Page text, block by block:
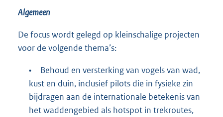
Algemeen
De focus wordt gelegd op kleinschalige projecten
voor de volgende thema’s:
•
Behoud en versterking van vogels van wad,
kust en duin, inclusief pilots die in fysieke zin
bijdragen aan de internationale betekenis van
het waddengebied als hotspot in trekroutes,